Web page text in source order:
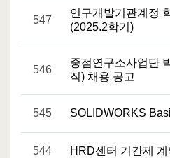
547
연구개발기관계정
(2025.2학기)
546
중점연구소사업단
직) 채용 공고
545 SOLIDWORKS
544 HRD센터 기간제